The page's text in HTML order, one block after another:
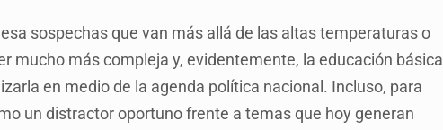
sospechas que van más allá de las altas temperaturas o
mucho más compleja y, evidentemente, la educación básica
en medio de la agenda política nacional. Incluso, para
un distractor oportuno frente a temas que hoy generan